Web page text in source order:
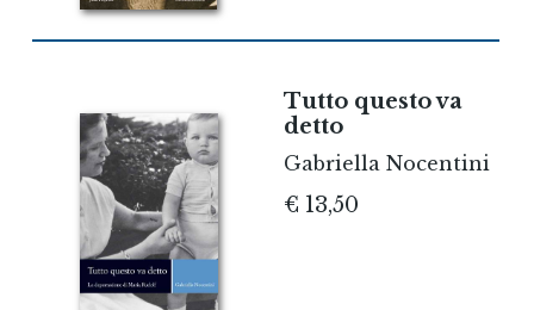
Tutto questo va
detto
Gabriella Nocentini
€ 13,50